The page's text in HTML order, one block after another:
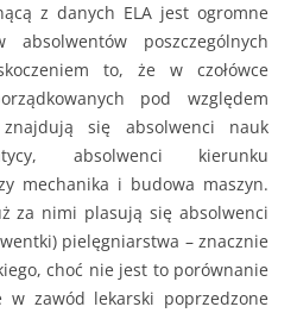
z danych ELA jest ogromne
absolwentów poszczególnych
to, że w czołówce
pod względem
się absolwenci nauk
absolwenci kierunku
mechanika i budowa maszyn.
za nimi plasują się absolwenci
pielęgniarstwa – znacznie
choć nie jest to porównanie
w zawód lekarski poprzedzone